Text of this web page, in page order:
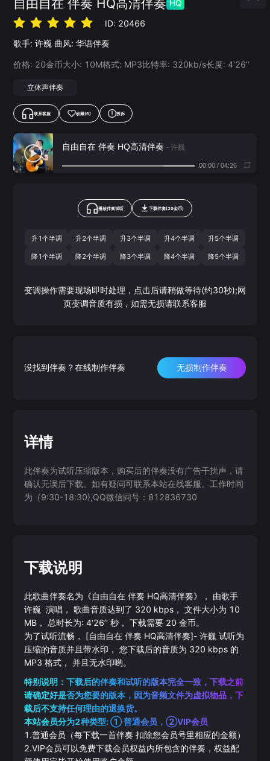
自由自在 伴奏 HQ高清伴奏 HQ
ID: 20466
歌手: 许巍 曲风: 华语伴奏
价格: 20金币大小: 10M格式: MP3比特率: 320kb/s长度: 4‘26’‘
立体声伴奏
联系客服 收藏(6) 投诉
自由自在 伴奏 HQ高清伴奏 - 许巍
00:00/ 04:26
播放伴奏试听 下载伴奏(20金币)
升1个半调 升2个半调 升3个半调 升4个半调 升5个半调
降1个半调 降2个半调 降3个半调 降4个半调 降5个半调
变调操作需要现场即时处理，点击后请稍做等待(约30秒);网
页变调音质有损，如需无损请联系客服
没找到伴奏？在线制作伴奏 无损制作伴奏
详情
此伴奏为试听压缩版本，购买后的伴奏没有广告干扰声，请
确认无误后下载。如有疑问可联系本站在线客服。工作时间
为（9:30-18:30),QQ微信同号：812836730
下载说明
此歌曲伴奏名为《自由自在 伴奏 HQ高清伴奏》， 由歌手
许巍 演唱， 歌曲音质达到了 320 kbps， 文件大小为 10
MB， 总时长为: 4‘26’‘秒， 下载需要 20 金币。
为了试听流畅， [自由自在 伴奏 HQ高清伴奏]- 许巍 试听为
压缩的音质并且带水印， 您下载后的音质为 320 kbps 的
MP3 格式， 并且无水印哟。
特别说明：下载后的伴奏和试听的版本完全一致，下载之前
请确定好是否为您要的版本，因为音频文件为虚拟物品，下
载后不支持任何理由的退换货。
本站会员分为2种类型: ① 普通会员，②VIP会员
1.普通会员（每下载一首伴奏 扣除您会员号里相应的金额）
2.VIP会员可以免费下载会员权益内所包含的伴奏，权益配